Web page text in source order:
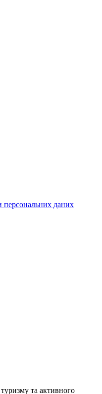
персональних даних
та активного